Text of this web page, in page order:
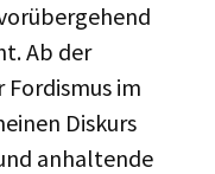
Ab der
im
Diskurs
anhaltende